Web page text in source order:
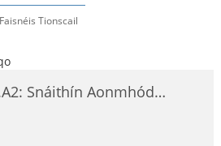
Faisnéis Tionscail
Snáithín Aonmhód
Lúbadh de,